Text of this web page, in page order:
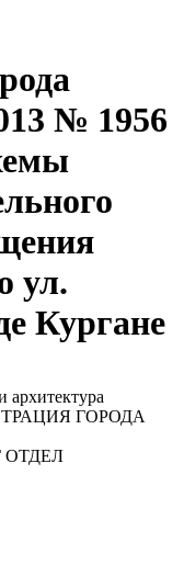
№ 1956
ул.
Кургане
архитектура
ГОРОДА
ОТДЕЛ